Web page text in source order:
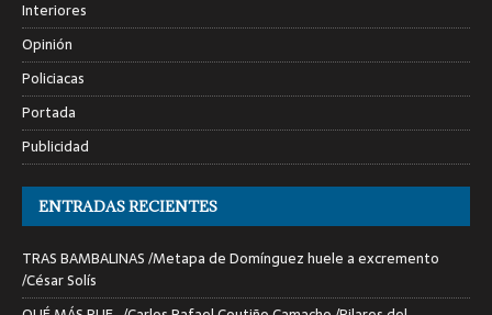
Interiores
Opinión
Policiacas
Portada
Publicidad
ENTRADAS RECIENTES
TRAS BAMBALINAS /Metapa de Domínguez huele a excremento
/César Solís